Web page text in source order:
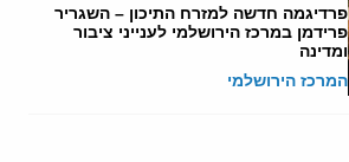
פרדיגמה חדשה למזרח התיכון – השגריר
פרידמן במרכז הירושלמי לענייני ציבור
ומדינה
המרכז הירושלמי